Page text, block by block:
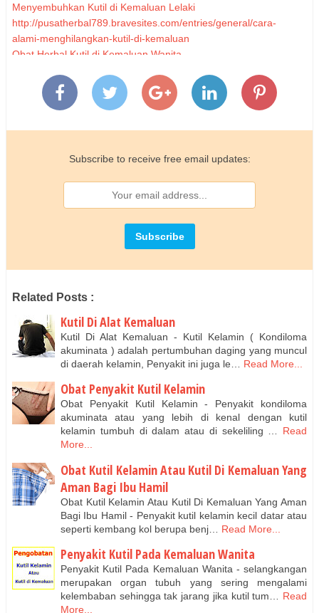
Menyembuhkan Kutil di Kemaluan Lelaki
http://pusatherbal789.bravesites.com/entries/general/cara-
alami-menghilangkan-kutil-di-kemaluan
Obat Herbal Kutil di Kemaluan Wanita
untuk-kondiloma-akuminata/
Obat Penyakit Kutil Kemaluan di Apotik
kutil-kelamin-di-apotik
http://denature201.skyrock.com/3281501702-Pengobatan-
Herbal-di-Kutil-Kemaluan.html
https://storify.com/pusatherbal789/kutil-di-kemaluan-
wanita#publicize
http://denature201.bravesites.com/entries/general/artikel-obat-
http://denature201.blog.fc2.com/blog-entry-119.html
http://obatherbal88.edublogs.org/2015/09/01/cara-
menghilangkan-benjolan-kutil-kelamin/
Cari Obat Kutil Kelamin Tanpa Operasi
https://kadosouvenir.wordpress.com/2015/10/24/mengobati-
kutil-di-daerah-kemaluan-pria/
Merontokkan Kutil Kemaluan Pada Wanita
Mengobati Tumbuh Kutil di Penis
Obat Tradisional Kutil di Kemaluan Wanita
http://kembalisehat1.blogspot.com/2016/01/kutil-di-kelamin-
wanita.html
Subscribe to receive free email updates:
Related Posts :
Kutil Di Alat Kemaluan
Kutil Di Alat Kemaluan - Kutil Kelamin ( Kondiloma
akuminata ) adalah pertumbuhan daging yang muncul
di daerah kelamin, Penyakit ini juga le…
Read More...
Obat Penyakit Kutil Kelamin
Obat Penyakit Kutil Kelamin - Penyakit kondiloma
akuminata atau yang lebih di kenal dengan kutil
kelamin tumbuh di dalam atau di sekeliling …
Read
More...
Obat Kutil Kelamin Atau Kutil Di Kemaluan Yang
Aman Bagi Ibu Hamil
Obat Kutil Kelamin Atau Kutil Di Kemaluan Yang Aman
Bagi Ibu Hamil - Penyakit kutil kelamin kecil datar atau
seperti kembang kol berupa benj…
Read More...
Penyakit Kutil Pada Kemaluan Wanita
Penyakit Kutil Pada Kemaluan Wanita - selangkangan
merupakan organ tubuh yang sering mengalami
kelembaban sehingga tak jarang jika kutil tum…
Read
More...